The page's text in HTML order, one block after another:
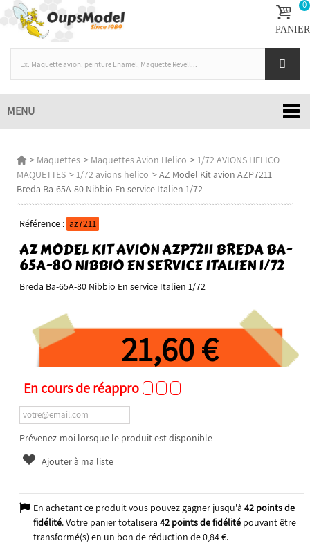
0
PANIER
MENU
> Maquettes > Maquettes Avion Helico >1/72 AVIONS HELICO
MAQUETTES >1/72 avions helico >AZ Model Kit avion AZP7211
Breda Ba-65A-80 Nibbio En service Italien 1/72
Référence : az7211
AZ MODEL KIT AVION AZP7211 BREDA BA-
65A-80 NIBBIO EN SERVICE ITALIEN 1/72
Breda Ba-65A-80 Nibbio En service Italien 1/72
21,60 €
En cours de réappro
Prévenez-moi lorsque le produit est disponible
Ajouter à ma liste
En achetant ce produit vous pouvez gagner jusqu'à 42points de
fidélité. Votre panier totalisera 42points de fidélitépouvant être
transformé(s) en un bon de réduction de0,84 €.